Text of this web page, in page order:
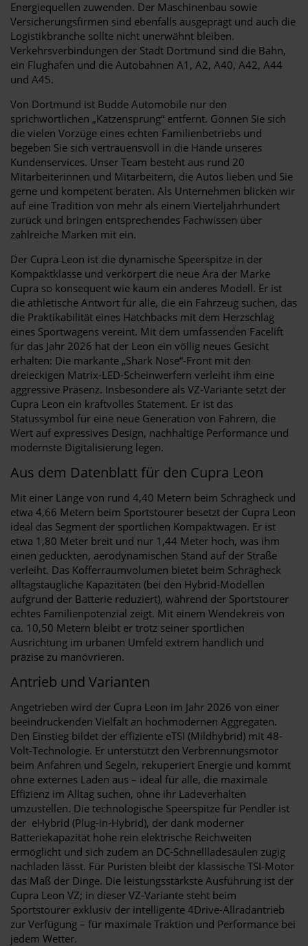
Energiequellen zuwenden. Der Maschinenbau sowie
Versicherungsfirmen sind ebenfalls ausgeprägt und auch die
Logistikbranche sollte nicht unerwähnt bleiben.
Verkehrsverbindungen der Stadt Dortmund sind die Bahn,
ein Flughafen und die Autobahnen A1, A2, A40, A42, A44
und A45.
Von Dortmund ist Budde Automobile nur den
sprichwörtlichen „Katzensprung“ entfernt. Gönnen Sie sich
die vielen Vorzüge eines echten Familienbetriebs und
begeben Sie sich vertrauensvoll in die Hände unseres
Kundenservices. Unser Team besteht aus rund 20
Mitarbeiterinnen und Mitarbeitern, die Autos lieben und Sie
gerne und kompetent beraten. Als Unternehmen blicken wir
auf eine Tradition von mehr als einem Vierteljahrhundert
zurück und bringen entsprechendes Fachwissen über
zahlreiche Marken mit ein.
Der Cupra Leon ist die dynamische Speerspitze in der
Kompaktklasse und verkörpert die neue Ära der Marke
Cupra so konsequent wie kaum ein anderes Modell. Er ist
die athletische Antwort für alle, die ein Fahrzeug suchen, das
die Praktikabilität eines Hatchbacks mit dem Herzschlag
eines Sportwagens vereint. Mit dem umfassenden Facelift
für das Jahr 2026 hat der Leon ein völlig neues Gesicht
erhalten: Die markante „Shark Nose“-Front mit den
dreieckigen Matrix-LED-Scheinwerfern verleiht ihm eine
aggressive Präsenz. Insbesondere als VZ-Variante setzt der
Cupra Leon ein kraftvolles Statement. Er ist das
Statussymbol für eine neue Generation von Fahrern, die
Wert auf expressives Design, nachhaltige Performance und
modernste Digitalisierung legen.
Aus dem Datenblatt für den Cupra Leon
Mit einer Länge von rund 4,40 Metern beim Schrägheck und
etwa 4,66 Metern beim Sportstourer besetzt der Cupra Leon
ideal das Segment der sportlichen Kompaktwagen. Er ist
etwa 1,80 Meter breit und nur 1,44 Meter hoch, was ihm
einen geduckten, aerodynamischen Stand auf der Straße
verleiht. Das Kofferraumvolumen bietet beim Schrägheck
alltagstaugliche Kapazitäten (bei den Hybrid-Modellen
aufgrund der Batterie reduziert), während der Sportstourer
echtes Familienpotenzial zeigt. Mit einem Wendekreis von
ca. 10,50 Metern bleibt er trotz seiner sportlichen
Ausrichtung im urbanen Umfeld extrem handlich und
präzise zu manövrieren.
Antrieb und Varianten
Angetrieben wird der Cupra Leon im Jahr 2026 von einer
beeindruckenden Vielfalt an hochmodernen Aggregaten.
Den Einstieg bildet der effiziente eTSI (Mildhybrid) mit 48-
Volt-Technologie. Er unterstützt den Verbrennungsmotor
beim Anfahren und Segeln, rekuperiert Energie und kommt
ohne externes Laden aus – ideal für alle, die maximale
Effizienz im Alltag suchen, ohne ihr Ladeverhalten
umzustellen. Die technologische Speerspitze für Pendler ist
der eHybrid (Plug-in-Hybrid), der dank moderner
Batteriekapazität hohe rein elektrische Reichweiten
ermöglicht und sich zudem an DC-Schnellladesäulen zügig
nachladen lässt. Für Puristen bleibt der klassische TSI-Motor
das Maß der Dinge. Die leistungsstärkste Ausführung ist der
Cupra Leon VZ; in dieser VZ-Variante steht beim
Sportstourer exklusiv der intelligente 4Drive-Allradantrieb
zur Verfügung – für maximale Traktion und Performance bei
jedem Wetter.